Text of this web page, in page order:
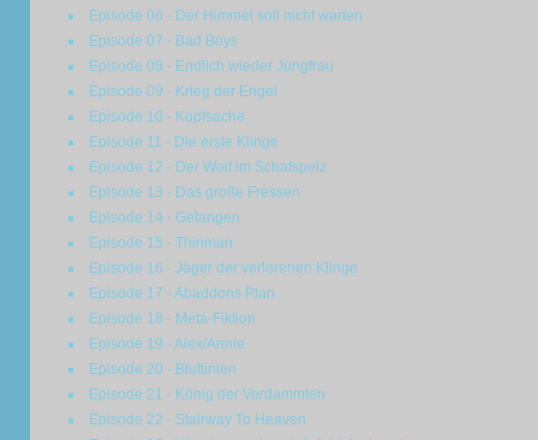
Episode 06 - Der Himmel soll nicht warten
Episode 07 - Bad Boys
Episode 08 - Endlich wieder Jungfrau
Episode 09 - Krieg der Engel
Episode 10 - Kopfsache
Episode 11 - Die erste Klinge
Episode 12 - Der Wolf im Schafspelz
Episode 13 - Das große Fressen
Episode 14 - Gefangen
Episode 15 - Thinman
Episode 16 - Jäger der verlorenen Klinge
Episode 17 - Abaddons Plan
Episode 18 - Meta-Fiktion
Episode 19 - Alex/Annie
Episode 20 - Blutlinien
Episode 21 - König der Verdammten
Episode 22 - Stairway To Heaven